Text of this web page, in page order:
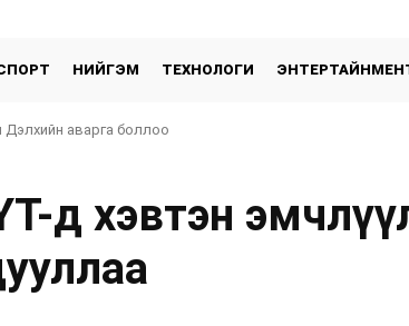
НИЙГЭМ ТЕХНОЛОГИ
аварга боллоо
д хэвтэн